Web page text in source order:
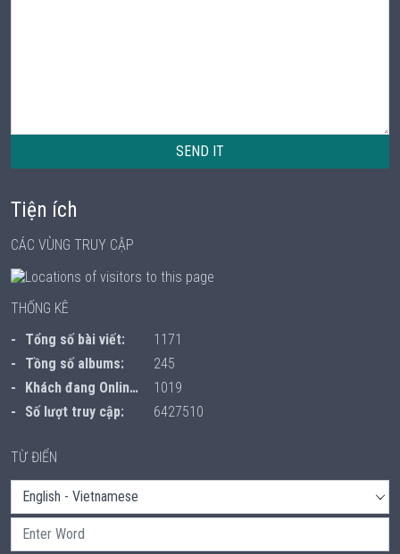
SEND IT
Tiện ích
CÁC VÙNG TRUY CẬP
THỐNG KÊ
Tổng số bài viết:
1171
Tồng số albums:
245
Khách đang Online:
1019
Số lượt truy cập:
6427510
TỪ ĐIỂN